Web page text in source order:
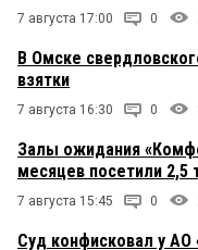
7 августа 17:00 0
В Омске
взятки
7 августа 16:30 0
Залы ожидания
месяцев посетили 2,5
7 августа 15:45 0
Суд конфисковал у АО